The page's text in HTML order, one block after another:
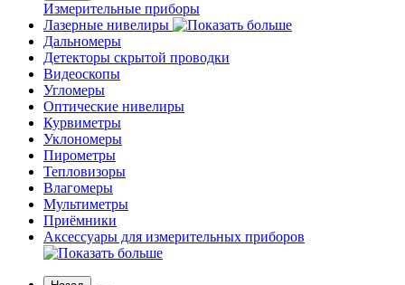
Измерительные приборы
Лазерные нивелиры
Дальномеры
Детекторы скрытой проводки
Видеоскопы
Угломеры
Оптические нивелиры
Курвиметры
Уклономеры
Пирометры
Тепловизоры
Влагомеры
Мультиметры
Приёмники
Аксессуары для измерительных приборов